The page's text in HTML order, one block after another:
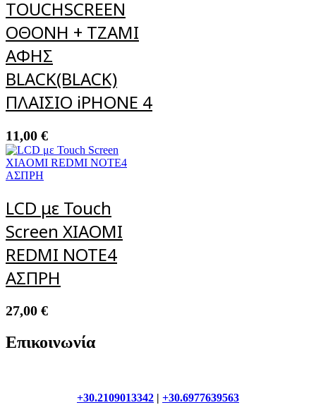
TOUCHSCREEN
ΟΘΟΝΗ + ΤΖΑΜΙ
ΑΦΗΣ
BLACK(BLACK)
ΠΛΑΙΣΙΟ iPHONE 4
11,00 €
LCD με Touch
Screen XIAOMI
REDMΙ ΝΟΤΕ4
AΣΠΡΗ
27,00 €
Επικοινωνία
+30.2109013342 | +30.6977639563